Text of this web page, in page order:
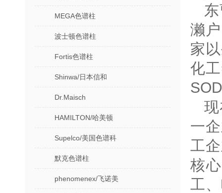
MEGA色谱柱
波士顿色谱柱
Fortis色谱柱
Shinwa/日本信和
Dr.Maisch
HAMILTON/哈美顿
Supelco/美国色谱科
默克色谱柱
phenomenex/飞诺美
濑
家
化
一
工
核
工